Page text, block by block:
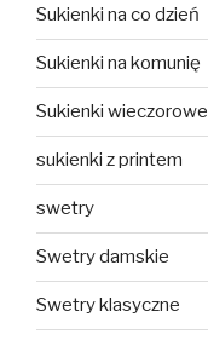
Sukienki na co dzień
Sukienki na komunię
Sukienki wieczorowe
sukienki z printem
swetry
Swetry damskie
Swetry klasyczne